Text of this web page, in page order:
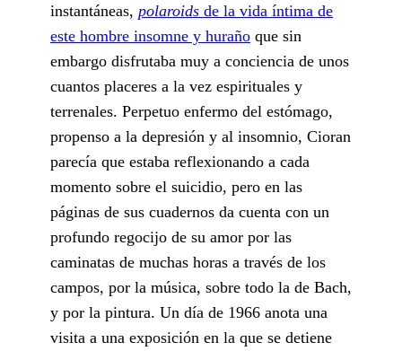
instantáneas, polaroids de la vida íntima de
este hombre insomne y huraño que sin
embargo disfrutaba muy a conciencia de unos
cuantos placeres a la vez espirituales y
terrenales. Perpetuo enfermo del estómago,
propenso a la depresión y al insomnio, Cioran
parecía que estaba reflexionando a cada
momento sobre el suicidio, pero en las
páginas de sus cuadernos da cuenta con un
profundo regocijo de su amor por las
caminatas de muchas horas a través de los
campos, por la música, sobre todo la de Bach,
y por la pintura. Un día de 1966 anota una
visita a una exposición en la que se detiene